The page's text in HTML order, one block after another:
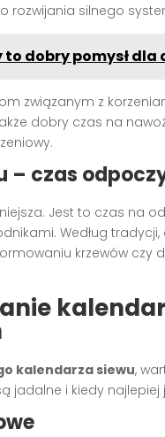
rozwijania silnego
dobry pomysł
związanym z
dobry czas na
– czas
Jest to czas na
Według tradycji,
krzewów czy
kalendarza siewu,
jadalne i kiedy najlepiej